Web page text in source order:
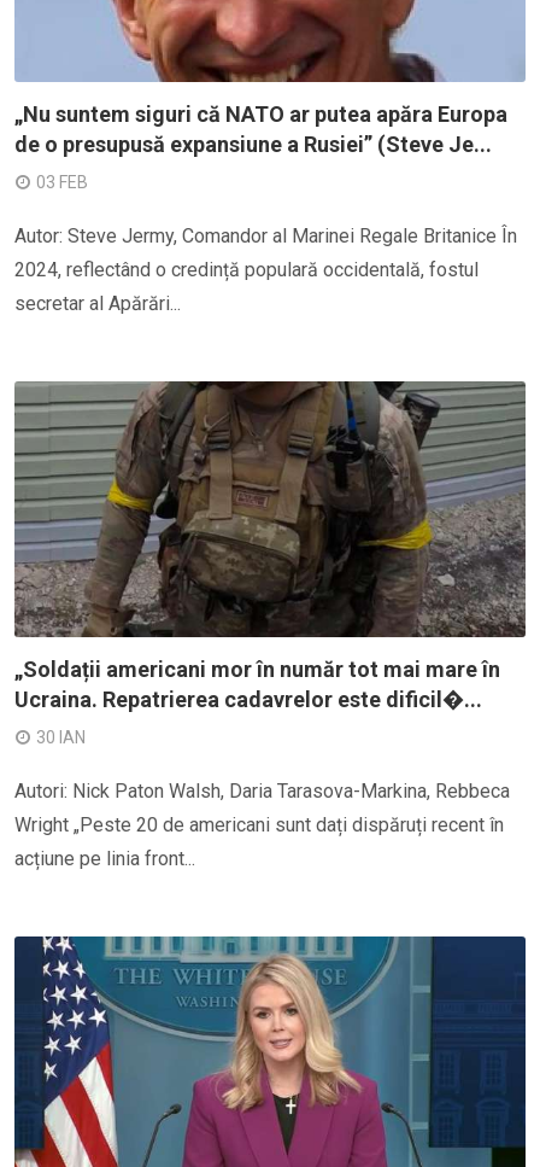
„Nu suntem siguri că NATO ar putea apăra Europa
de o presupusă expansiune a Rusiei” (Steve Je...
03 FEB
Autor: Steve Jermy, Comandor al Marinei Regale Britanice În
2024, reflectând o credință populară occidentală, fostul
secretar al Apărări...
„Soldații americani mor în număr tot mai mare în
Ucraina. Repatrierea cadavrelor este dificil�...
30 IAN
Autori: Nick Paton Walsh, Daria Tarasova-Markina, Rebbeca
Wright „Peste 20 de americani sunt dați dispăruți recent în
acțiune pe linia front...